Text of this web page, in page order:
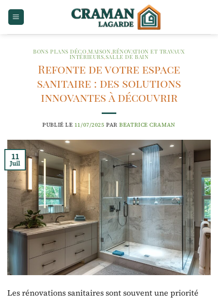
BONS PLANS DÉCO,MAISON,RÉNOVATION ET TRAVAUX
INTÉRIEURS,SALLE DE BAIN
Refonte de votre espace
sanitaire : des solutions
innovantes à découvrir
PUBLIÉ LE 11/07/2025 PARBEATRICE CRAMAN
11
Juil
Les rénovations sanitaires sont souvent une priorité